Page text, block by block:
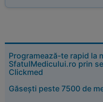
Programează-te rapid la
SfatulMedicului.ro prin
Clickmed
Găsești peste 7500 de